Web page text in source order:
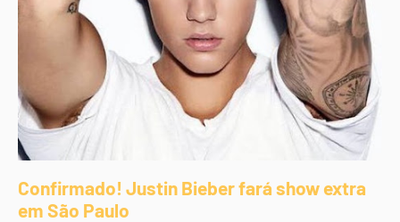
Confirmado! Justin Bieber fará show extra
em São Paulo